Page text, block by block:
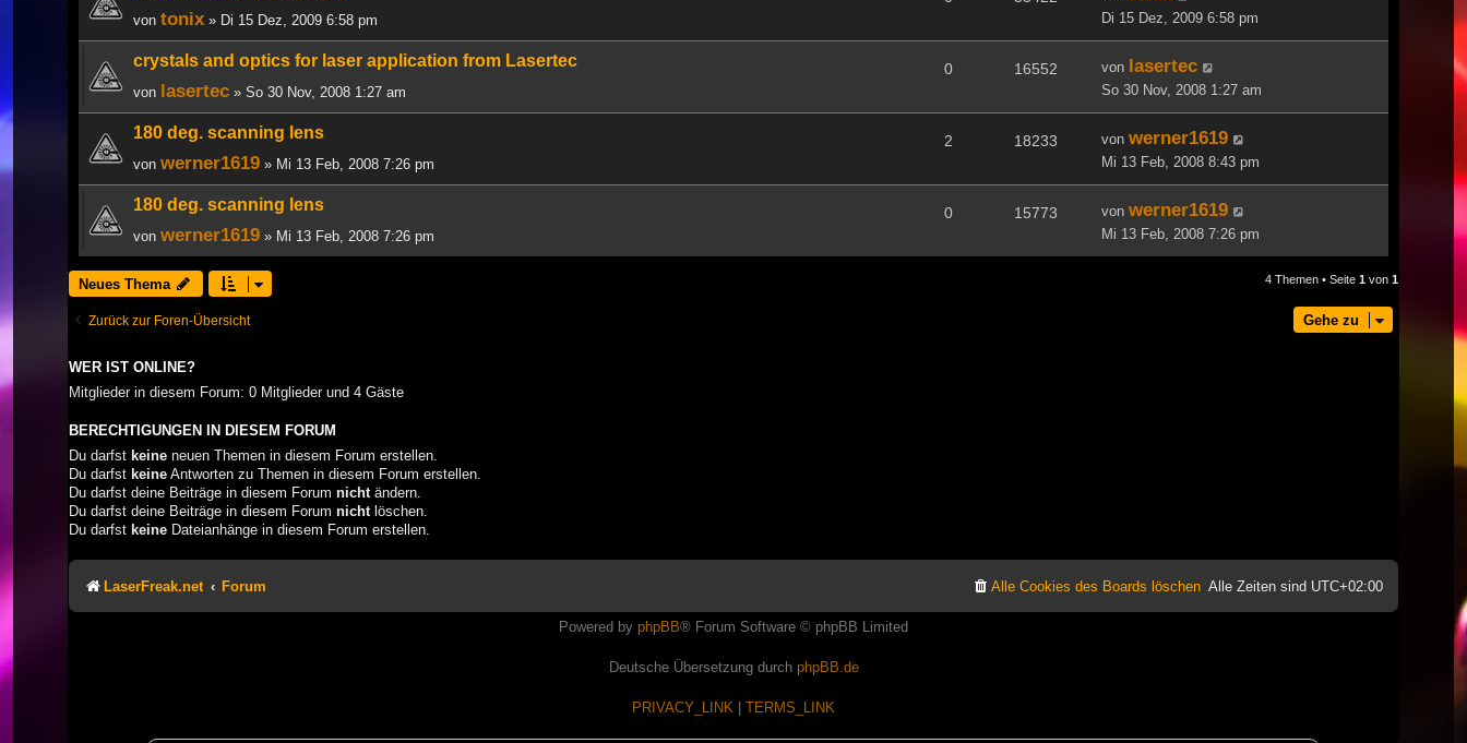
von tonix » Di 15 Dez, 2009 6:58 pm Di 15 Dez, 2009 6:58 pm
crystals and optics for laser application from Lasertec
von lasertec » So 30 Nov, 2008 1:27 am
0 16552 von lasertec
So 30 Nov, 2008 1:27 am
180 deg. scanning lens
von werner1619 » Mi 13 Feb, 2008 7:26 pm
2 18233 von werner1619
Mi 13 Feb, 2008 8:43 pm
180 deg. scanning lens
von werner1619 » Mi 13 Feb, 2008 7:26 pm
0 15773 von werner1619
Mi 13 Feb, 2008 7:26 pm
Neues Thema 4 Themen • Seite 1 von 1
Zurück zur Foren-Übersicht Gehe zu
WER IST ONLINE?
Mitglieder in diesem Forum: 0 Mitglieder und 4 Gäste
BERECHTIGUNGEN IN DIESEM FORUM
Du darfst keine neuen Themen in diesem Forum erstellen.
Du darfst keine Antworten zu Themen in diesem Forum erstellen.
Du darfst deine Beiträge in diesem Forum nicht ändern.
Du darfst deine Beiträge in diesem Forum nicht löschen.
Du darfst keine Dateianhänge in diesem Forum erstellen.
LaserFreak.net Forum Alle Zeiten sind UTC+02:00
Alle Cookies des Boards löschen
Powered by phpBB® Forum Software © phpBB Limited
Deutsche Übersetzung durch phpBB.de
PRIVACY_LINK TERMS_LINK